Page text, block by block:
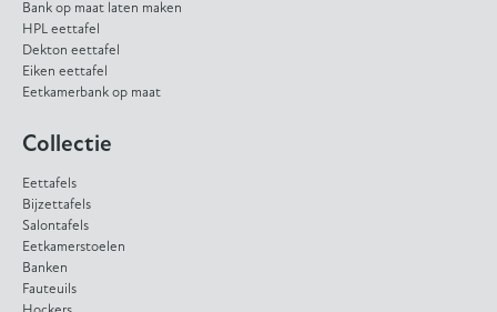
Bank op maat laten maken
HPL eettafel
Dekton eettafel
Eiken eettafel
Eetkamerbank op maat
Collectie
Eettafels
Bijzettafels
Salontafels
Eetkamerstoelen
Banken
Fauteuils